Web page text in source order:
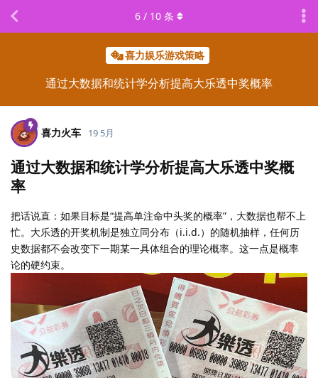
喜力娱乐游戏策略
通过大数据和统计学分析提高大乐透中奖概率
6 / 10 条
喜力火车 19 5月
通过大数据和统计学分析提高大乐透中奖概
率
把话说直：如果目标是“提高单注命中头奖的概率”，大数据也帮不上
忙。大乐透的开奖机制是独立同分布（i.i.d.）的随机抽样，任何历
史数据都不会改变下一期某一具体组合的理论概率。这一点是概率
论的硬约束。